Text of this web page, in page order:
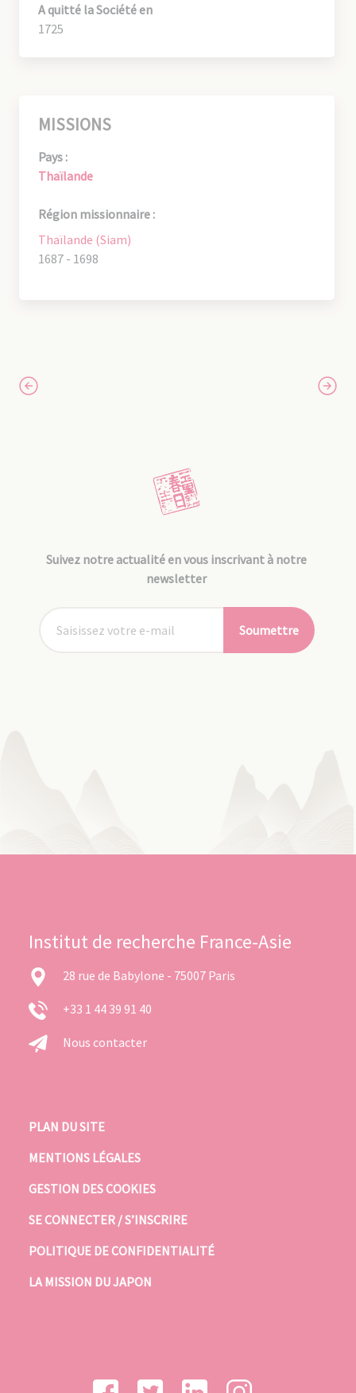
A quitté la Société en
1725
MISSIONS
Pays :
Thaïlande
Région missionnaire :
Thaïlande (Siam)
1687 - 1698
Suivez notre actualité en vous inscrivant à notre
newsletter
Soumettre
Institut de recherche France-Asie
28 rue de Babylone - 75007 Paris
+33 1 44 39 91 40
Nous contacter
PLAN DU SITE
MENTIONS LÉGALES
GESTION DES COOKIES
SE CONNECTER / S’INSCRIRE
POLITIQUE DE CONFIDENTIALITÉ
LA MISSION DU JAPON